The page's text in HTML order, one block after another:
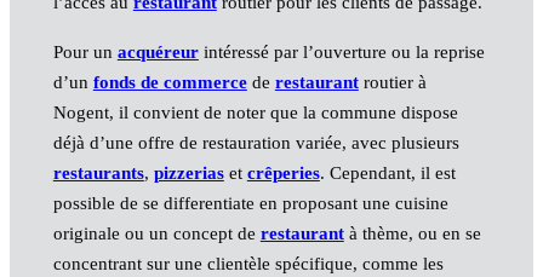
Pour un acquéreurintéressé par l’ouverture ou la reprise
d’un fonds de commercede restaurantroutier à
Nogent, il convient de noter que la commune dispose
déjà d’une offre de restauration variée, avec plusieurs
restaurants, pizzeriaset crêperies. Cependant, il est
possible de se differentiate en proposant une cuisine
originale ou un concept de restaurantà thème, ou en se
concentrant sur une clientèle spécifique, comme les